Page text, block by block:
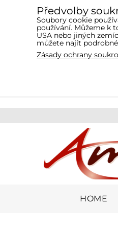
HOME
Předvolby
Soubory cookie
používání. Můžeme k
USA nebo jiných
můžete najít
Zásady ochrany